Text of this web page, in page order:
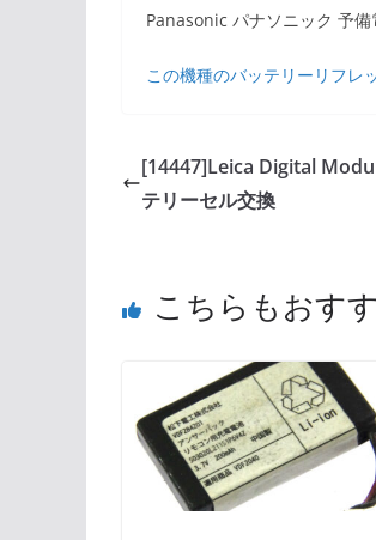
Panasonic パナソニック 予
この機種のバッテリーリフレ
[14447]Leica Digital
テリーセル交換
こちらもおす